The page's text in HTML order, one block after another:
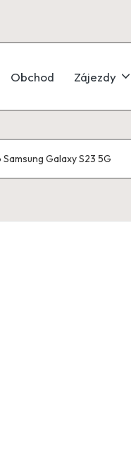
Obchod Zájezdy
Galaxy S23 5G